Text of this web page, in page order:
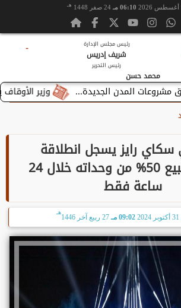
06:10 مـ 24 صفر 1448 هـ
رئيس مجلس الإدارة
شريف إدريس
رئيس التحرير
محمد حسن
-
وزير الأوقاف
رايز يسجل انطلاقة
استثنائية ببيع 50% من وحداته خلال 24
ساعة فقط
09:02 مـ 27 ربيع آخر 1446
هـ